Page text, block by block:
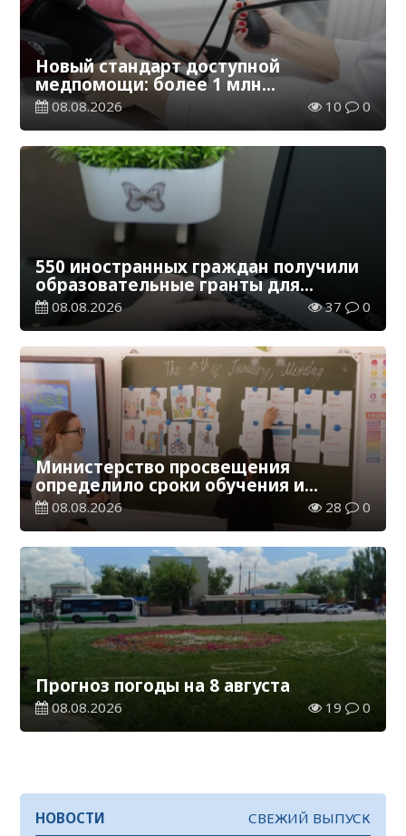
Новый стандарт доступной
медпомощи: более 1 млн
казахстанцев получили
телемедицинские услуги
08.08.2026 10 0
550 иностранных граждан получили
образовательные гранты для
обучения в Казахстане
08.08.2026 37 0
Министерство просвещения
определило сроки обучения и
каникул на 2026-2027 учебный год
08.08.2026 28 0
Прогноз погоды на 8 августа
08.08.2026 19 0
НОВОСТИ СВЕЖИЙ ВЫПУСК